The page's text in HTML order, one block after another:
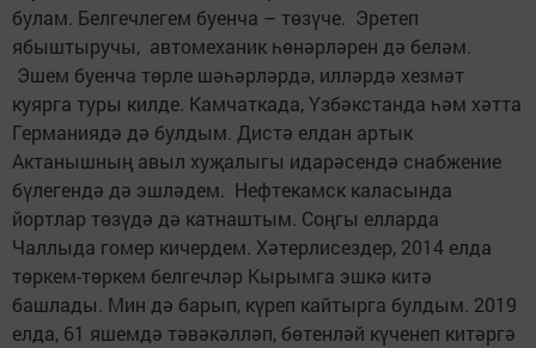
булам. Белгечлегем буенча – төзүче. Эретеп
ябыштыручы, автомеханик һөнәрләрен дә беләм.
Эшем буенча төрле шәһәрләрдә, илләрдә хезмәт
куярга туры килде. Камчаткада, Үзбәкстанда һәм хәтта
Германиядә дә булдым. Дистә елдан артык
Актанышның авыл хуҗалыгы идарәсендә снабжение
бүлегендә дә эшләдем. Нефтекамск каласында
йортлар төзүдә дә катнаштым. Соңгы елларда
Чаллыда гомер кичердем. Хәтерлисездер, 2014 елда
төркем-төркем белгечләр Кырымга эшкә китә
башлады. Мин дә барып, күреп кайтырга булдым. 2019
елда, 61 яшемдә тәвәкәлләп, бөтенләй күченеп китәргә